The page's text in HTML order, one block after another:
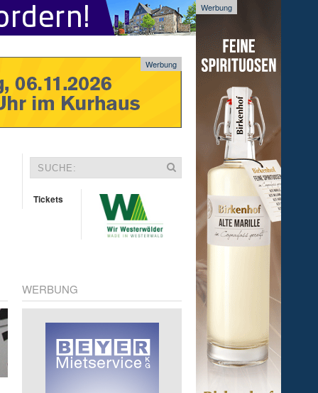
Werbung
Werbung
Tickets
WERBUNG